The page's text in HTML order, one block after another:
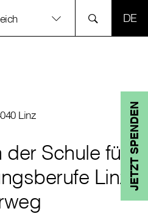
JETZT SPENDEN
Linz
Schule für
Linz